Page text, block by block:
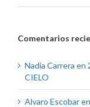
Comentarios
Nadia Carrera en
CIELO
Alvaro Escobaren